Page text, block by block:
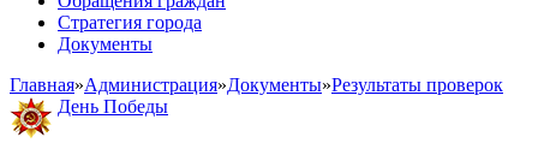
Стратегия города
Документы
Главная»Администрация»Документы»Результаты проверок
День Победы